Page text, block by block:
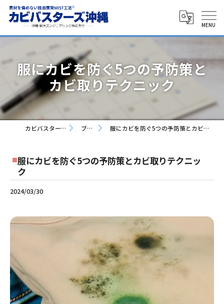
服にカビを防ぐ5つの予防策と
カビ取りテクニック
カビバスターズ沖縄 ブログ 服にカビを防ぐ5つの予防策とカビ取りテクニック
服にカビを防ぐ5つの予防策とカビ取りテクニッ
ク
2024/03/30